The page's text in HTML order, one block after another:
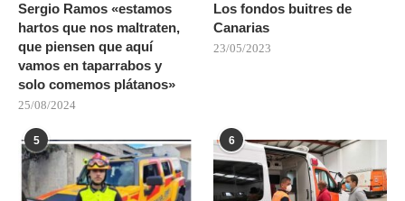
Sergio Ramos «estamos
hartos que nos maltraten,
que piensen que aquí
vamos en taparrabos y
solo comemos plátanos»
25/08/2024
Los fondos buitres de
Canarias
23/05/2023
5 6